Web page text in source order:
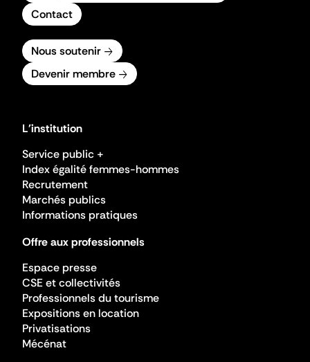
Contact
Nous soutenir
Devenir membre
L'institution
Service public +
Index égalité femmes-hommes
Recrutement
Marchés publics
Informations pratiques
Offre aux professionnels
Espace presse
CSE et collectivités
Professionnels du tourisme
Expositions en location
Privatisations
Mécénat